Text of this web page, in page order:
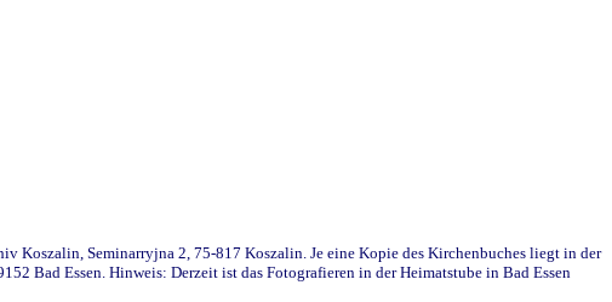
Koszalin, Seminarryjna 2, 75-817 Koszalin. Je eine Kopie des Kirchenbuches liegt in der
Bad Essen. Hinweis: Derzeit ist das Fotografieren in der Heimatstube in Bad Essen